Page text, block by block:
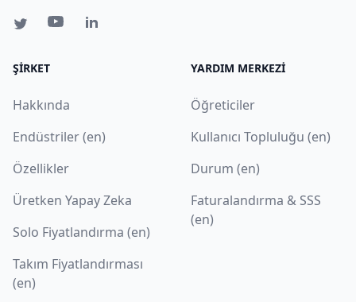
ŞIRKET
Hakkında
Endüstriler (en)
Özellikler
Üretken Yapay Zeka
Solo Fiyatlandırma (en)
Takım Fiyatlandırması
(en)
YARDIM MERKEZI
Öğreticiler
Kullanıcı Topluluğu (en)
Durum (en)
Faturalandırma & SSS
(en)